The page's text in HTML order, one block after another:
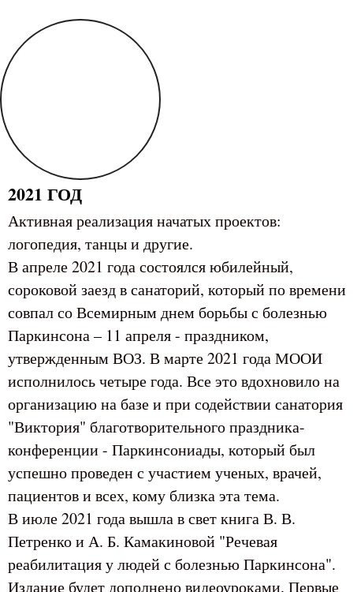
2021 ГОД
Активная реализация начатых проектов:
логопедия, танцы и другие.
В апреле 2021 года состоялся юбилейный,
сороковой заезд в санаторий, который по времени
совпал со Всемирным днем борьбы с болезнью
Паркинсона – 11 апреля - праздником,
утвержденным ВОЗ. В марте 2021 года МООИ
исполнилось четыре года. Все это вдохновило на
организацию на базе и при содействии санатория
"Виктория" благотворительного праздника-
конференции - Паркинсониады, который был
успешно проведен с участием ученых, врачей,
пациентов и всех, кому близка эта тема.
В июле 2021 года вышла в свет книга В. В.
Петренко и А. Б. Камакиновой "Речевая
реабилитация у людей с болезнью Паркинсона".
Издание будет дополнено видеоуроками. Первые